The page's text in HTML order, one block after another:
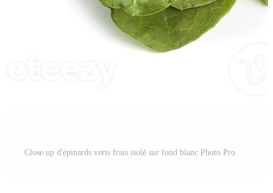
Close up d'épinards verts frais isolé sur fond blanc Photo Pro